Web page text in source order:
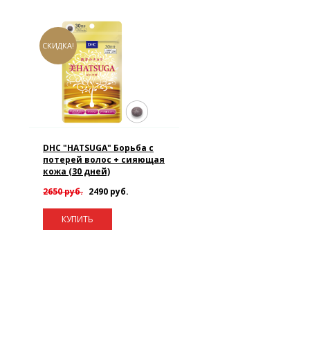
СКИДКА!
DHC "HATSUGA" Борьба с
потерей волос + сияющая
кожа (30 дней)
2650 руб. 2490 руб.
КУПИТЬ